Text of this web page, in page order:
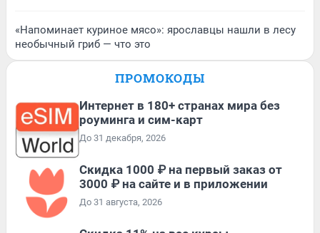
«Напоминает куриное мясо»: ярославцы нашли в лесу
необычный гриб — что это
ПРОМОКОДЫ
Интернет в 180+ странах мира без
роуминга и сим-карт
До 31 декабря, 2026
Скидка 1000 ₽ на первый заказ от
3000 ₽ на сайте и в приложении
До 31 августа, 2026